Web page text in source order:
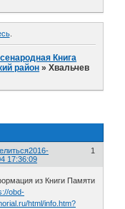
.
Книга
район »Хвальчев
1
2016-
17:36:09
из Книги Памяти
obd-
html/info.htm?